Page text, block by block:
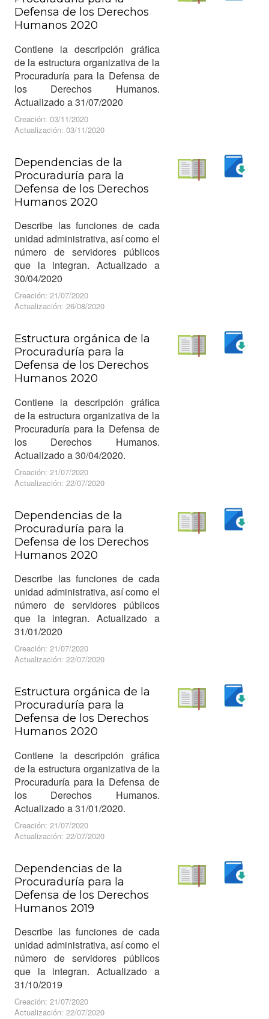
Defensa de los Derechos
Humanos 2020
Contiene la descripción gráfica
de la estructura organizativa de la
Procuraduría para la Defensa de
los Derechos Humanos.
Actualizado a 31/07/2020
Creación: 03/11/2020
Actualización: 03/11/2020
Dependencias de la
Procuraduría para la
Defensa de los Derechos
Humanos 2020
Describe las funciones de cada
unidad administrativa, así como el
número de servidores públicos
que la integran. Actualizado a
30/04/2020
Creación: 21/07/2020
Actualización: 26/08/2020
Estructura orgánica de la
Procuraduría para la
Defensa de los Derechos
Humanos 2020
Contiene la descripción gráfica
de la estructura organizativa de la
Procuraduría para la Defensa de
los Derechos Humanos.
Actualizado a 30/04/2020.
Creación: 21/07/2020
Actualización: 22/07/2020
Dependencias de la
Procuraduría para la
Defensa de los Derechos
Humanos 2020
Describe las funciones de cada
unidad administrativa, así como el
número de servidores públicos
que la integran. Actualizado a
31/01/2020
Creación: 21/07/2020
Actualización: 22/07/2020
Estructura orgánica de la
Procuraduría para la
Defensa de los Derechos
Humanos 2020
Contiene la descripción gráfica
de la estructura organizativa de la
Procuraduría para la Defensa de
los Derechos Humanos.
Actualizado a 31/01/2020.
Creación: 21/07/2020
Actualización: 22/07/2020
Dependencias de la
Procuraduría para la
Defensa de los Derechos
Humanos 2019
Describe las funciones de cada
unidad administrativa, así como el
número de servidores públicos
que la integran. Actualizado a
31/10/2019
Creación: 21/07/2020
Actualización: 22/07/2020